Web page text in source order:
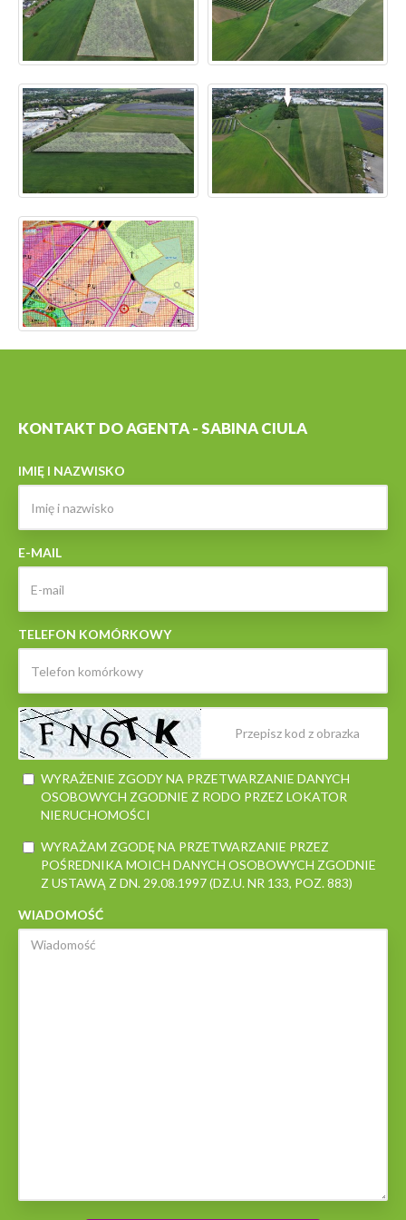
KONTAKT DO AGENTA - SABINA CIULA
IMIĘ I NAZWISKO
E-MAIL
TELEFON KOMÓRKOWY
WYRAŻENIE ZGODY NA PRZETWARZANIE DANYCH
OSOBOWYCH ZGODNIE Z RODO PRZEZ LOKATOR
NIERUCHOMOŚCI
WYRAŻAM ZGODĘ NA PRZETWARZANIE PRZEZ
POŚREDNIKA MOICH DANYCH OSOBOWYCH ZGODNIE
Z USTAWĄ Z DN. 29.08.1997 (DZ.U. NR 133, POZ. 883)
WIADOMOŚĆ